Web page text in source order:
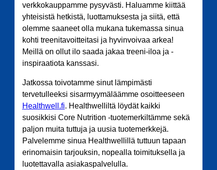
verkkokauppamme pysyvästi. Haluamme kiittää
yhteisistä hetkistä, luottamuksesta ja siitä, että
olemme saaneet olla mukana tukemassa sinua
kohti treenitavoitteitasi ja hyvinvoivaa arkea!
Meillä on ollut ilo saada jakaa treeni-iloa ja -
inspiraatiota kanssasi.
Jatkossa toivotamme sinut lämpimästi
tervetulleeksi sisarmyymäläämme osoitteeseen
Healthwell.fi. Healthwelliltä löydät kaikki
suosikkisi Core Nutrition -tuotemerkiltämme sekä
paljon muita tuttuja ja uusia tuotemerkkejä.
Palvelemme sinua Healthwellillä tuttuun tapaan
erinomaisin tarjouksin, nopealla toimituksella ja
luotettavalla asiakaspalvelulla.